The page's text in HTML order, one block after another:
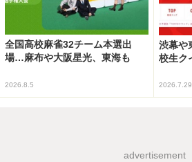
全国高校麻雀32チーム本選出
場…麻布や大阪星光、東海も
2026.8.5
渋幕や
校生ク
2026.7.29
advertisement